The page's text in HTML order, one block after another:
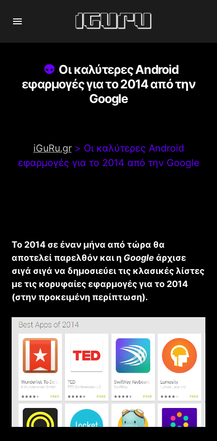
Οι καλύτερες Android
εφαρμογές για το 2014 από την
Google
iGuRu.gr> Οι καλύτερες Android
εφαρμογές για το 2014 από την Google
Το 2014 σε έναν μήνα από τώρα θα
αποτελεί παρελθόν και η Google άρχισε
σιγά σιγά να δημοσιεύει τις κλασικές λίστες
με τις κορυφαίες εφαρμογές για το 2014
(στην προκειμένη περίπτωση).